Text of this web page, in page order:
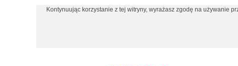
Kontynuując korzystanie z tej witryny, wyrażasz zgodę na używanie
Strona główna | Argentina w Arkema